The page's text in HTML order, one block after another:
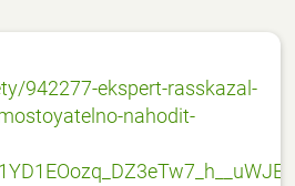
942277-ekspert-rasskazal-
nahodit-